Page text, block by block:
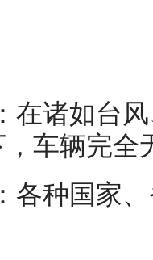
在诸如台
车辆完全
各种国家